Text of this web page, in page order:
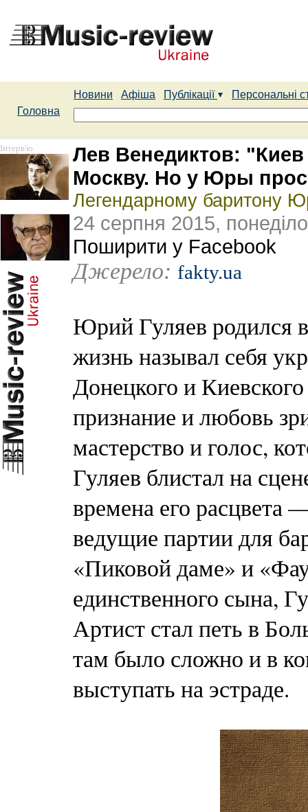
Новини Афіша Публікації
Персональні
Головна
Інтерв'ю
Лев Венедиктов: "Киев
Москву. Но у Юры
Легендарному баритону
24 серпня 2015,
Поширити у Facebook
Джерело: fakty.ua
Юрий Гуляев родился
жизнь называл себя
Донецкого и
признание и любовь
мастерство и голос,
Гуляев блистал на
времена его расцвета
ведущие партии для
«Пиковой даме» и
единственного сына,
Артист стал петь в
там было сложно и в
выступать на эстраде.